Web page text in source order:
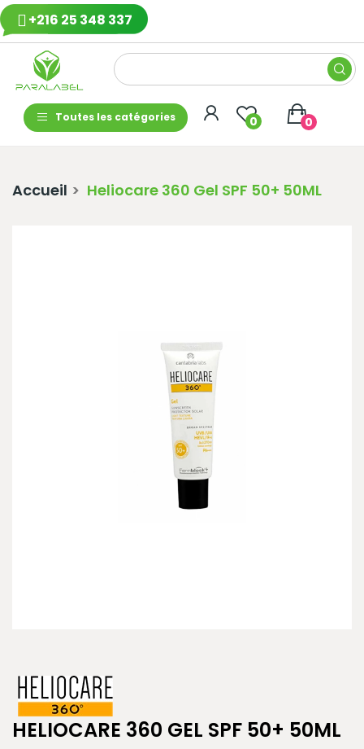
+216 25 348 337
Toutes les catégories 0 0
Accueil Heliocare 360 Gel SPF 50+ 50ML
HELIOCARE 360 GEL SPF 50+ 50ML